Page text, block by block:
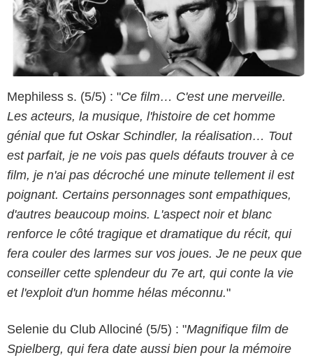
Mephiless s. (5/5) : "Ce film… C'est une merveille.
Les acteurs, la musique, l'histoire de cet homme
génial que fut Oskar Schindler, la réalisation… Tout
est parfait, je ne vois pas quels défauts trouver à ce
film, je n'ai pas décroché une minute tellement il est
poignant. Certains personnages sont empathiques,
d'autres beaucoup moins. L'aspect noir et blanc
renforce le côté tragique et dramatique du récit, qui
fera couler des larmes sur vos joues. Je ne peux que
conseiller cette splendeur du 7e art, qui conte la vie
et l'exploit d'un homme hélas méconnu."
Selenie du Club Allociné (5/5) : "Magnifique film de
Spielberg, qui fera date aussi bien pour la mémoire